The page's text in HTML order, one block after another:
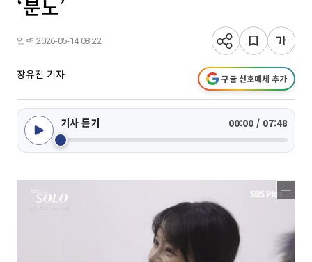
‘분노’
입력 2026-05-14 08:22
장유진 기자 구글 선호매체 추가
기사 듣기 00:00 / 07:48